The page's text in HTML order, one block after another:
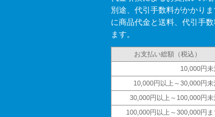
別途、代引手数料がかかり
に商品代金と送料、代引手
ます。
お支払い総額（税込）
10,000円未
10,000円以上～30,000円未
30,000円以上～100,000円未
100,000円以上～300,000円ま